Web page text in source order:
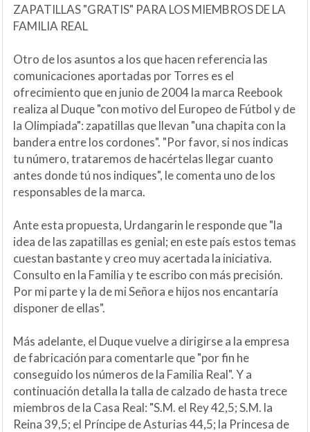
ZAPATILLAS "GRATIS" PARA LOS MIEMBROS DE LA
FAMILIA REAL
Otro de los asuntos a los que hacen referencia las
comunicaciones aportadas por Torres es el
ofrecimiento que en junio de 2004 la marca Reebook
realiza al Duque "con motivo del Europeo de Fútbol y de
la Olimpiada": zapatillas que llevan "una chapita con la
bandera entre los cordones". "Por favor, si nos indicas
tu número, trataremos de hacértelas llegar cuanto
antes donde tú nos indiques", le comenta uno de los
responsables de la marca.
Ante esta propuesta, Urdangarin le responde que "la
idea de las zapatillas es genial; en este país estos temas
cuestan bastante y creo muy acertada la iniciativa.
Consulto en la Familia y te escribo con más precisión.
Por mi parte y la de mi Señora e hijos nos encantaría
disponer de ellas".
Más adelante, el Duque vuelve a dirigirse a la empresa
de fabricación para comentarle que "por fin he
conseguido los números de la Familia Real". Y a
continuación detalla la talla de calzado de hasta trece
miembros de la Casa Real: "S.M. el Rey 42,5; S.M. la
Reina 39,5; el Príncipe de Asturias 44,5; la Princesa de